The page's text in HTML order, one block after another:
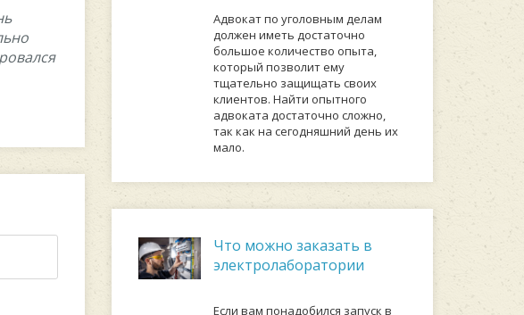
Адвокат по уголовным делам
должен иметь достаточно
большое количество опыта,
который позволит ему
тщательно защищать своих
клиентов. Найти опытного
адвоката достаточно сложно,
так как на сегодняшний день их
мало.
Что можно заказать в
электролаборатории
Если вам понадобился запуск в